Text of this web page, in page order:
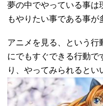
夢の中でやっている事は
もやりたい事である事が
アニメを見る、という
にでもすぐできる行動で
り、やってみられるとい